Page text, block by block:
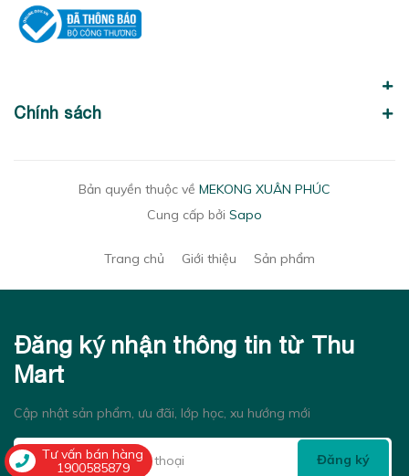
Chính sách
Bản quyền thuộc về MEKONG XUÂN PHÚC
Cung cấp bởi Sapo
Trang chủ Giới thiệu Sản phẩm
Đăng ký nhận thông tin từ Thu
Mart
Cập nhật sản phẩm, ưu đãi, lớp học, xu hướng mới
Đăng ký
Tư vấn bán hàng
1900585879